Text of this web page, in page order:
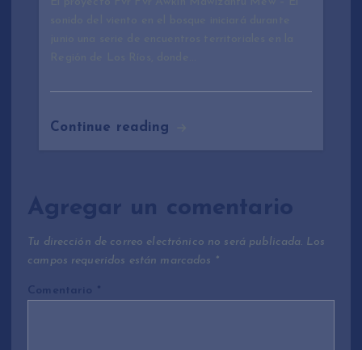
Continue reading
Agregar un comentario
Tu dirección de correo electrónico no será publicada. Los
campos requeridos están marcados *
Comentario *